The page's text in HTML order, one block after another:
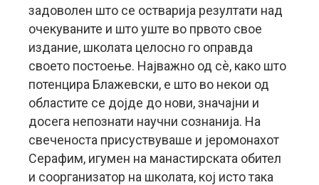
задоволен што се остварија резултати над
очекуваните и што уште во првото свое
издание, школата целосно го оправда
своето постоење. Најважно од сѐ, како што
потенцира Блажевски, е што во некои од
областите се дојде до нови, значајни и
досега непознати научни сознанија. На
свеченоста присуствуваше и јеромонахот
Серафим, игумен на манастирската обител
и соорганизатор на школата, кој исто така